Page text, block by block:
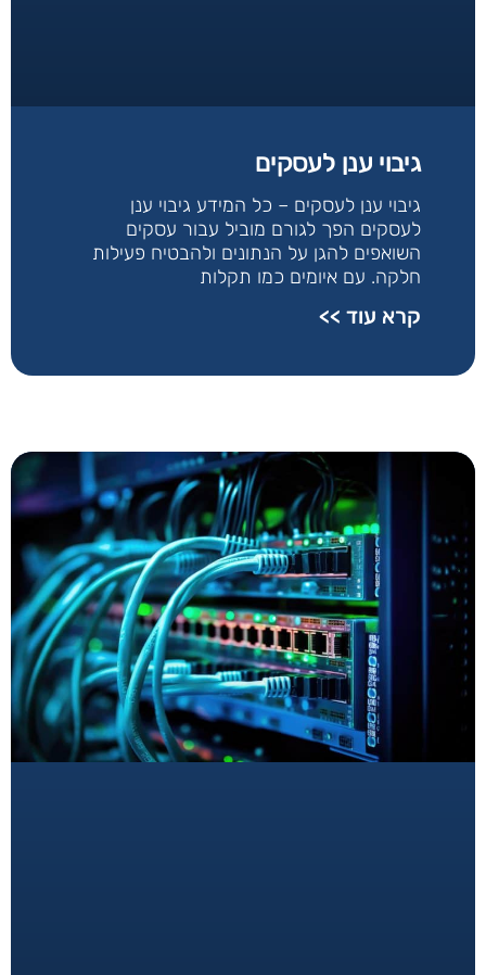
גיבוי ענן לעסקים
גיבוי ענן לעסקים – כל המידע גיבוי ענן
לעסקים הפך לגורם מוביל עבור עסקים
השואפים להגן על הנתונים ולהבטיח פעילות
חלקה. עם איומים כמו תקלות
קרא עוד >>